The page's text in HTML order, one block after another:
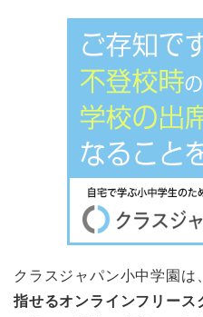
クラスジャパン小中学園は
指せるオンラインフリース